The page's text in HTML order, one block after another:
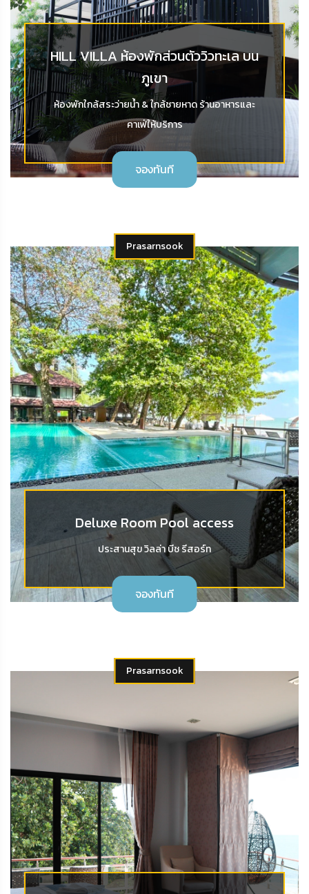
HILL VILLA ห้องพักส่วนตัววิวทะเล บน
ภูเขา
ห้องพักใกล้สระว่ายน้ำ & ใกล้ชายหาด ร้านอาหารและ
คาเฟ่ให้บริการ
จองทันที
Prasarnsook
Deluxe Room Pool access
ประสานสุข วิลล่า บีช รีสอร์ท
จองทันที
Prasarnsook